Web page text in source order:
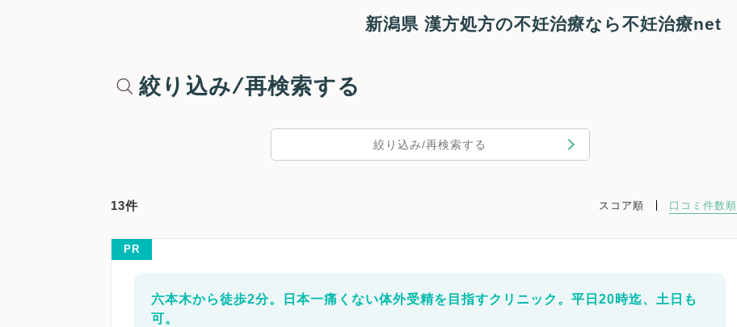
新潟県 漢方処方の不妊治療なら不妊治療net
絞り込み/再検索する
絞り込み/再検索する
13件 スコア順 口コミ件数順
PR
六本木から徒歩2分。日本一痛くない体外受精を目指すクリニック。平日20時迄、土日も
可。